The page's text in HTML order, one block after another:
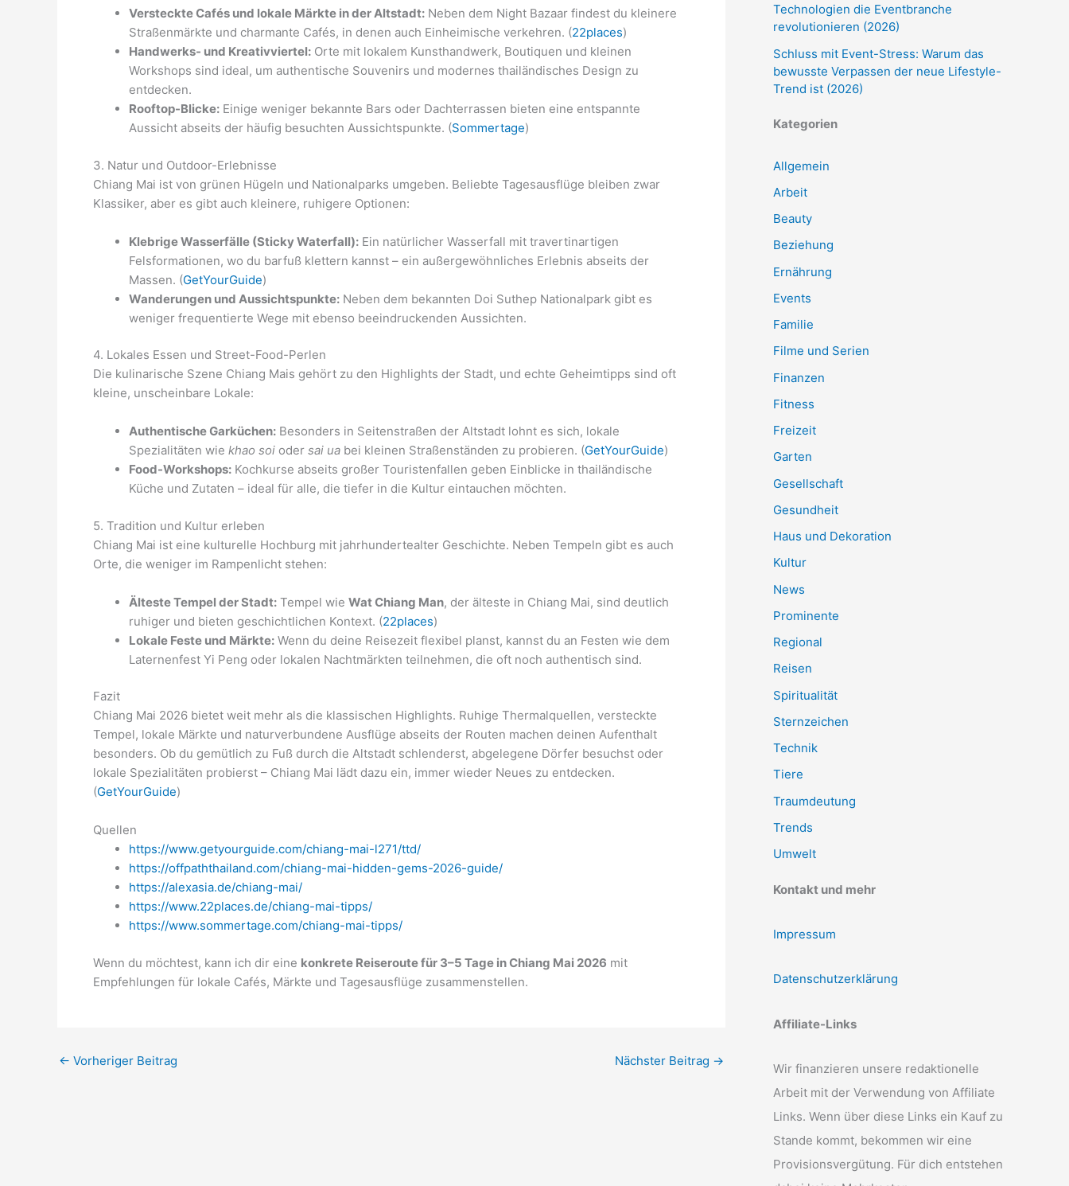
Versteckte Cafés und lokale Märkte in der Altstadt: Neben dem Night Bazaar findest du kleinere
Straßenmärkte und charmante Cafés, in denen auch Einheimische verkehren. (22places)
Handwerks- und Kreativviertel: Orte mit lokalem Kunsthandwerk, Boutiquen und kleinen
Workshops sind ideal, um authentische Souvenirs und modernes thailändisches Design zu
entdecken.
Rooftop-Blicke: Einige weniger bekannte Bars oder Dachterrassen bieten eine entspannte
Aussicht abseits der häufig besuchten Aussichtspunkte. (Sommertage)
3. Natur und Outdoor-Erlebnisse
Chiang Mai ist von grünen Hügeln und Nationalparks umgeben. Beliebte Tagesausflüge bleiben zwar
Klassiker, aber es gibt auch kleinere, ruhigere Optionen:
Klebrige Wasserfälle (Sticky Waterfall): Ein natürlicher Wasserfall mit travertinartigen
Felsformationen, wo du barfuß klettern kannst – ein außergewöhnliches Erlebnis abseits der
Massen. (GetYourGuide)
Wanderungen und Aussichtspunkte: Neben dem bekannten Doi Suthep Nationalpark gibt es
weniger frequentierte Wege mit ebenso beeindruckenden Aussichten.
4. Lokales Essen und Street-Food-Perlen
Die kulinarische Szene Chiang Mais gehört zu den Highlights der Stadt, und echte Geheimtipps sind oft
kleine, unscheinbare Lokale:
Authentische Garküchen: Besonders in Seitenstraßen der Altstadt lohnt es sich, lokale
Spezialitäten wie khao soi oder sai ua bei kleinen Straßenständen zu probieren. (GetYourGuide)
Food-Workshops: Kochkurse abseits großer Touristenfallen geben Einblicke in thailändische
Küche und Zutaten – ideal für alle, die tiefer in die Kultur eintauchen möchten.
5. Tradition und Kultur erleben
Chiang Mai ist eine kulturelle Hochburg mit jahrhundertealter Geschichte. Neben Tempeln gibt es auch
Orte, die weniger im Rampenlicht stehen:
Älteste Tempel der Stadt: Tempel wie Wat Chiang Man, der älteste in Chiang Mai, sind deutlich
ruhiger und bieten geschichtlichen Kontext. (22places)
Lokale Feste und Märkte: Wenn du deine Reisezeit flexibel planst, kannst du an Festen wie dem
Laternenfest Yi Peng oder lokalen Nachtmärkten teilnehmen, die oft noch authentisch sind.
Fazit
Chiang Mai 2026 bietet weit mehr als die klassischen Highlights. Ruhige Thermalquellen, versteckte
Tempel, lokale Märkte und naturverbundene Ausflüge abseits der Routen machen deinen Aufenthalt
besonders. Ob du gemütlich zu Fuß durch die Altstadt schlenderst, abgelegene Dörfer besuchst oder
lokale Spezialitäten probierst – Chiang Mai lädt dazu ein, immer wieder Neues zu entdecken.
(GetYourGuide)
Quellen
https://www.getyourguide.com/chiang-mai-l271/ttd/
https://offpaththailand.com/chiang-mai-hidden-gems-2026-guide/
https://alexasia.de/chiang-mai/
https://www.22places.de/chiang-mai-tipps/
https://www.sommertage.com/chiang-mai-tipps/
Wenn du möchtest, kann ich dir eine konkrete Reiseroute für 3–5 Tage in Chiang Mai 2026 mit
Empfehlungen für lokale Cafés, Märkte und Tagesausflüge zusammenstellen.
← Vorheriger Beitrag Nächster Beitrag →
Technologien die Eventbranche
revolutionieren (2026)
Schluss mit Event-Stress: Warum das
bewusste Verpassen der neue Lifestyle-
Trend ist (2026)
Kategorien
Allgemein
Arbeit
Beauty
Beziehung
Ernährung
Events
Familie
Filme und Serien
Finanzen
Fitness
Freizeit
Garten
Gesellschaft
Gesundheit
Haus und Dekoration
Kultur
News
Prominente
Regional
Reisen
Spiritualität
Sternzeichen
Technik
Tiere
Traumdeutung
Trends
Umwelt
Kontakt und mehr
Impressum
Datenschutzerklärung
Affiliate-Links
Wir finanzieren unsere redaktionelle
Arbeit mit der Verwendung von Affiliate
Links. Wenn über diese Links ein Kauf zu
Stande kommt, bekommen wir eine
Provisionsvergütung. Für dich entstehen